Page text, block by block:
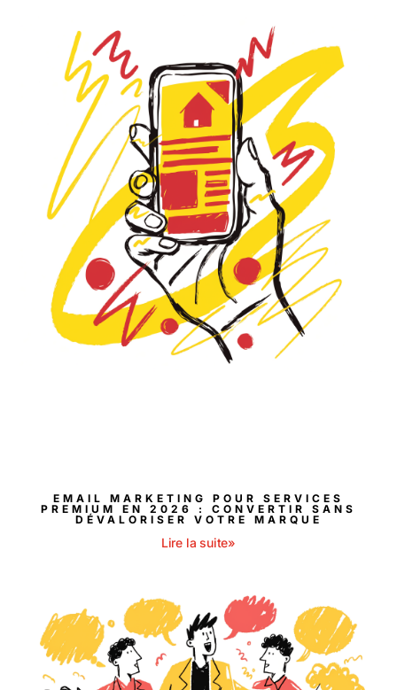
EMAIL MARKETING POUR SERVICES
PREMIUM EN 2026 : CONVERTIR SANS
DÉVALORISER VOTRE MARQUE
Lire la suite»